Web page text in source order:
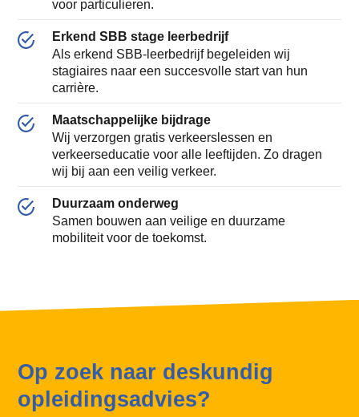
voor particulieren.
Erkend SBB stage leerbedrijf
Als erkend SBB-leerbedrijf begeleiden wij
stagiaires naar een succesvolle start van hun
carrière.
Maatschappelijke bijdrage
Wij verzorgen gratis verkeerslessen en
verkeerseducatie voor alle leeftijden. Zo dragen
wij bij aan een veilig verkeer.
Duurzaam onderweg
Samen bouwen aan veilige en duurzame
mobiliteit voor de toekomst.
Op zoek naar deskundig
opleidingsadvies?